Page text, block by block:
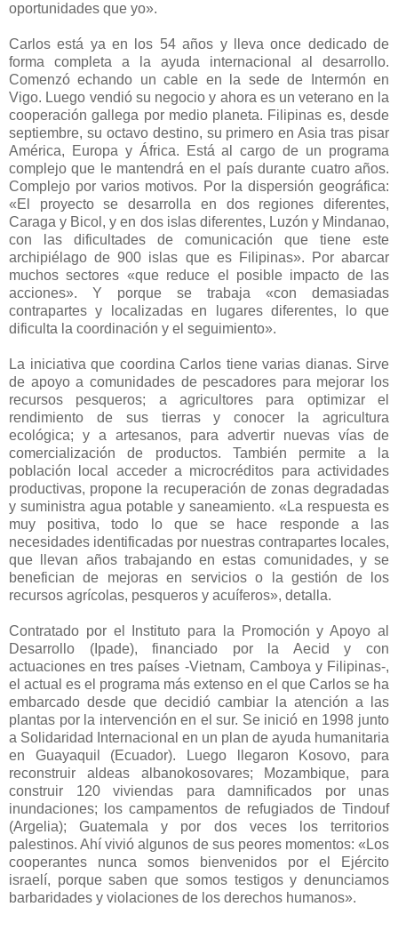
oportunidades que yo».
Carlos está ya en los 54 años y lleva once dedicado de
forma completa a la ayuda internacional al desarrollo.
Comenzó echando un cable en la sede de Intermón en
Vigo. Luego vendió su negocio y ahora es un veterano en la
cooperación gallega por medio planeta. Filipinas es, desde
septiembre, su octavo destino, su primero en Asia tras pisar
América, Europa y África. Está al cargo de un programa
complejo que le mantendrá en el país durante cuatro años.
Complejo por varios motivos. Por la dispersión geográfica:
«El proyecto se desarrolla en dos regiones diferentes,
Caraga y Bicol, y en dos islas diferentes, Luzón y Mindanao,
con las dificultades de comunicación que tiene este
archipiélago de 900 islas que es Filipinas». Por abarcar
muchos sectores «que reduce el posible impacto de las
acciones». Y porque se trabaja «con demasiadas
contrapartes y localizadas en lugares diferentes, lo que
dificulta la coordinación y el seguimiento».
La iniciativa que coordina Carlos tiene varias dianas. Sirve
de apoyo a comunidades de pescadores para mejorar los
recursos pesqueros; a agricultores para optimizar el
rendimiento de sus tierras y conocer la agricultura
ecológica; y a artesanos, para advertir nuevas vías de
comercialización de productos. También permite a la
población local acceder a microcréditos para actividades
productivas, propone la recuperación de zonas degradadas
y suministra agua potable y saneamiento. «La respuesta es
muy positiva, todo lo que se hace responde a las
necesidades identificadas por nuestras contrapartes locales,
que llevan años trabajando en estas comunidades, y se
benefician de mejoras en servicios o la gestión de los
recursos agrícolas, pesqueros y acuíferos», detalla.
Contratado por el Instituto para la Promoción y Apoyo al
Desarrollo (Ipade), financiado por la Aecid y con
actuaciones en tres países -Vietnam, Camboya y Filipinas-,
el actual es el programa más extenso en el que Carlos se ha
embarcado desde que decidió cambiar la atención a las
plantas por la intervención en el sur. Se inició en 1998 junto
a Solidaridad Internacional en un plan de ayuda humanitaria
en Guayaquil (Ecuador). Luego llegaron Kosovo, para
reconstruir aldeas albanokosovares; Mozambique, para
construir 120 viviendas para damnificados por unas
inundaciones; los campamentos de refugiados de Tindouf
(Argelia); Guatemala y por dos veces los territorios
palestinos. Ahí vivió algunos de sus peores momentos: «Los
cooperantes nunca somos bienvenidos por el Ejército
israelí, porque saben que somos testigos y denunciamos
barbaridades y violaciones de los derechos humanos».